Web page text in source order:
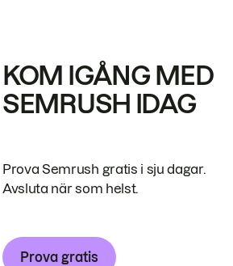
KOM IGÅNG MED
SEMRUSH IDAG
Prova Semrush gratis i sju dagar.
Avsluta när som helst.
Prova gratis